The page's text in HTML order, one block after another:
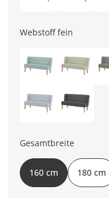
Webstoff fein
Gesamtbreite
160 cm 180 cm